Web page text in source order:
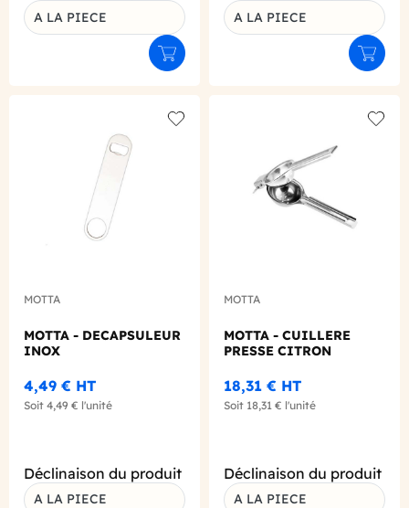
A LA PIECE
Ajouter au panier
A LA PIECE
MOTTA
MOTTA - DECAPSULEUR
INOX
4,49 € HT
Soit 4,49 € l'unité
Déclinaison du produit
A LA PIECE
MOTTA
MOTTA - CUILLERE
PRESSE CITRON
18,31 € HT
Soit 18,31 € l'unité
Déclinaison du produit
A LA PIECE